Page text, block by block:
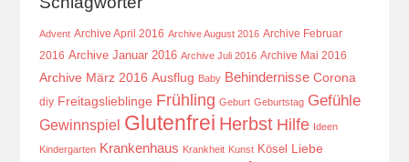
Advent Archive April 2016 Archive August 2016 Archive Februar
2016 Archive Januar 2016 Archive Juli 2016 Archive Mai 2016
Archive März 2016 Ausflug Baby Behindernisse Corona
diy Freitagslieblinge Frühling Geburt Geburtstag Gefühle
Gewinnspiel Glutenfrei Herbst Hilfe Ideen
Kindergarten Krankenhaus Krankheit Kunst Kösel Liebe